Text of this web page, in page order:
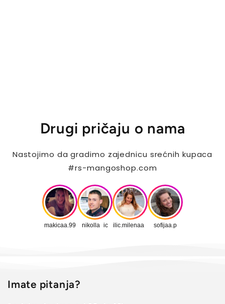
Nastojimo da gradimo zajednicu srećnih kupaca
#rs-mangoshop.com
makicaa.99 nikolla_ic ilic.milenaa_ sofijaa.p
Imate pitanja?